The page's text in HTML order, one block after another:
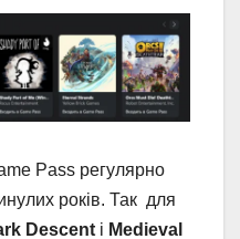
Pass регулярно
років. Так для
Descent і Medieval